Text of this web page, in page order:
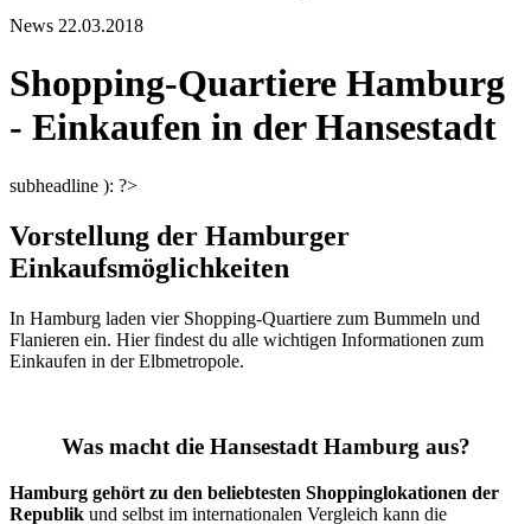
News 22.03.2018
Shopping-Quartiere Hamburg
- Einkaufen in der Hansestadt
subheadline ): ?>
Vorstellung der Hamburger
Einkaufsmöglichkeiten
In Hamburg laden vier Shopping-Quartiere zum Bummeln und
Flanieren ein. Hier findest du alle wichtigen Informationen zum
Einkaufen in der Elbmetropole.
Was macht die Hansestadt Hamburg aus?
Hamburg gehört zu den beliebtesten Shoppinglokationen der
Republik und selbst im internationalen Vergleich kann die